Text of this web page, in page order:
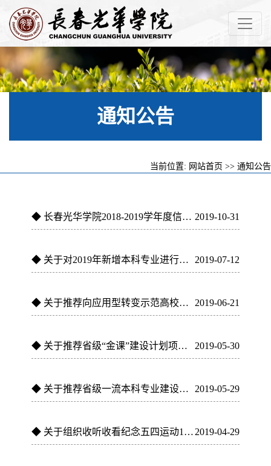
通知公告
当前位置: 网站首页 >> 通知公告
2019-10-31
◆ 长春光华学院2018-2019学年度信息公开工作年度报告
2019-07-12
◆ 关于对2019年新增本科专业进行网上公示的通知
2019-06-21
◆ 关于推荐向应用型转变示范高校网上公示的通知
2019-05-30
◆ 关于推荐省级“金课”建设计划项目网上公示的通知
2019-05-29
◆ 关于推荐省级一流本科专业建设点网上公示的通知
2019-04-29
◆ 关于组织收听收看纪念五四运动100周年大会直播的通知